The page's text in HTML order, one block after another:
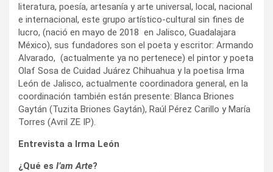
literatura, poesía, artesanía y arte universal, local, nacional
e internacional, este grupo artístico-cultural sin fines de
lucro, (nació en mayo de 2018 en Jalisco, Guadalajara
México), sus fundadores son el poeta y escritor: Armando
Alvarado, (actualmente ya no pertenece) el pintor y poeta
Olaf Sosa de Cuidad Juárez Chihuahua y la poetisa Irma
León de Jalisco, actualmente coordinadora general, en la
coordinación también están presente: Blanca Briones
Gaytán (Tuzita Briones Gaytán), Raúl Pérez Carillo y María
Torres (Avril ZE IP).
Entrevista a Irma León
¿Qué es I’am Arte?